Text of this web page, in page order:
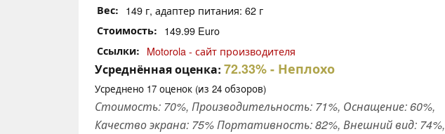
Вес 149 г, адаптер питания: 62 г
Стоимость 149.99 Euro
Ссылки Motorola - сайт производителя
Усреднённая оценка: 72.33%- Неплохо
Усреднено 17 оценок (из 24 обзоров)
Стоимость: 70%, Производительность: 71%, Оснащение: 60%,
Качество экрана: 75% Портативность: 82%, Внешний вид: 74%,